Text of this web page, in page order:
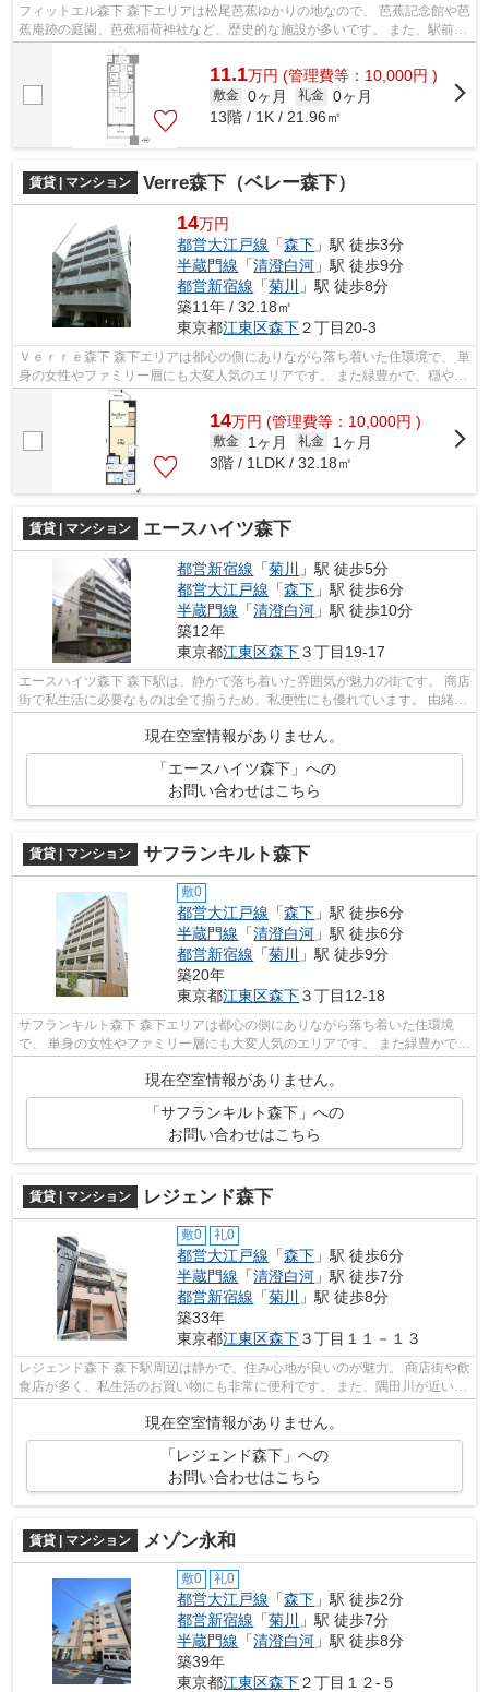
フィットエル森下 森下エリアは松尾芭蕉ゆかりの地なので、 芭蕉記念館や芭
蕉庵跡の庭園、芭蕉稲荷神社など、歴史的な施設が多いです。 また、駅前の
飲み屋や街中の建物も、江戸時代...
11.1万円 (管理費等：10,000円 )
敷金 0ヶ月 礼金 0ヶ月
13階 / 1K / 21.96㎡
賃貸 | マンション Verre森下（ベレー森下）
14万円
都営大江戸線 「森下 」駅 徒歩3分
半蔵門線 「清澄白河 」駅 徒歩9分
都営新宿線 「菊川
」駅 徒歩8分
築11年 / 32.18㎡
東京都江東区森下２丁目20-3
Ｖｅｒｒｅ森下 森下エリアは都心の側にありながら落ち着いた住環境で、 単
身の女性やファミリー層にも大変人気のエリアです。 また緑豊かで、穏やか
な雰囲気の町並みも人気の理由...
14万円 (管理費等：10,000円 )
敷金 1ヶ月 礼金
1ヶ月
3階 / 1LDK / 32.18㎡
賃貸 | マンション エースハイツ森下
都営新宿線 「菊川 」駅 徒歩5分
都営大江戸線 「森下 」駅 徒歩6分
半蔵門線 「清澄白河 」駅 徒歩10分
築12年
東京都江東区森下３丁目19-17
エースハイツ森下 森下駅は、静かで落ち着いた雰囲気が魅力の街です。 商店
街で私生活に必要なものは全て揃うため、私便性にも優れています。 由緒あ
現在空室情報がありません。
「エースハイツ森下」への
お問い合わせはこちら
賃貸 | マンション サフランキルト森下
敷0
都営大江戸線 「森下 」駅 徒歩6分
半蔵門線 「清澄白河 」駅 徒歩6分
都営新宿線 「菊川
」駅 徒歩9分
築20年
東京都江東区森下３丁目12-18
サフランキルト森下 森下エリアは都心の側にありながら落ち着いた住環境
で、 単身の女性やファミリー層にも大変人気のエリアです。 また緑豊かで、
穏やかな雰囲気の町並みも人気の理...
現在空室情報がありません。
「サフランキルト森下」への
お問い合わせはこちら
賃貸 | マンション レジェンド森下
敷0 礼0
都営大江戸線 「森下 」駅 徒歩6分
半蔵門線 「清澄白河 」駅 徒歩7分
都営新宿線 「菊川
」駅 徒歩8分
築33年
東京都江東区森下３丁目１１－１３
レジェンド森下 森下駅周辺は静かで、住み心地が良いのが魅力。 商店街や飲
食店が多く、私生活のお買い物にも非常に便利です。 また、隅田川が近いの
現在空室情報がありません。
「レジェンド森下」への
お問い合わせはこちら
賃貸 | マンション メゾン永和
敷0 礼0
都営大江戸線 「森下 」駅 徒歩2分
都営新宿線 「菊川
」駅 徒歩7分
半蔵門線 「清澄白河 」駅 徒歩8分
築39年
東京都江東区森下２丁目１２-５